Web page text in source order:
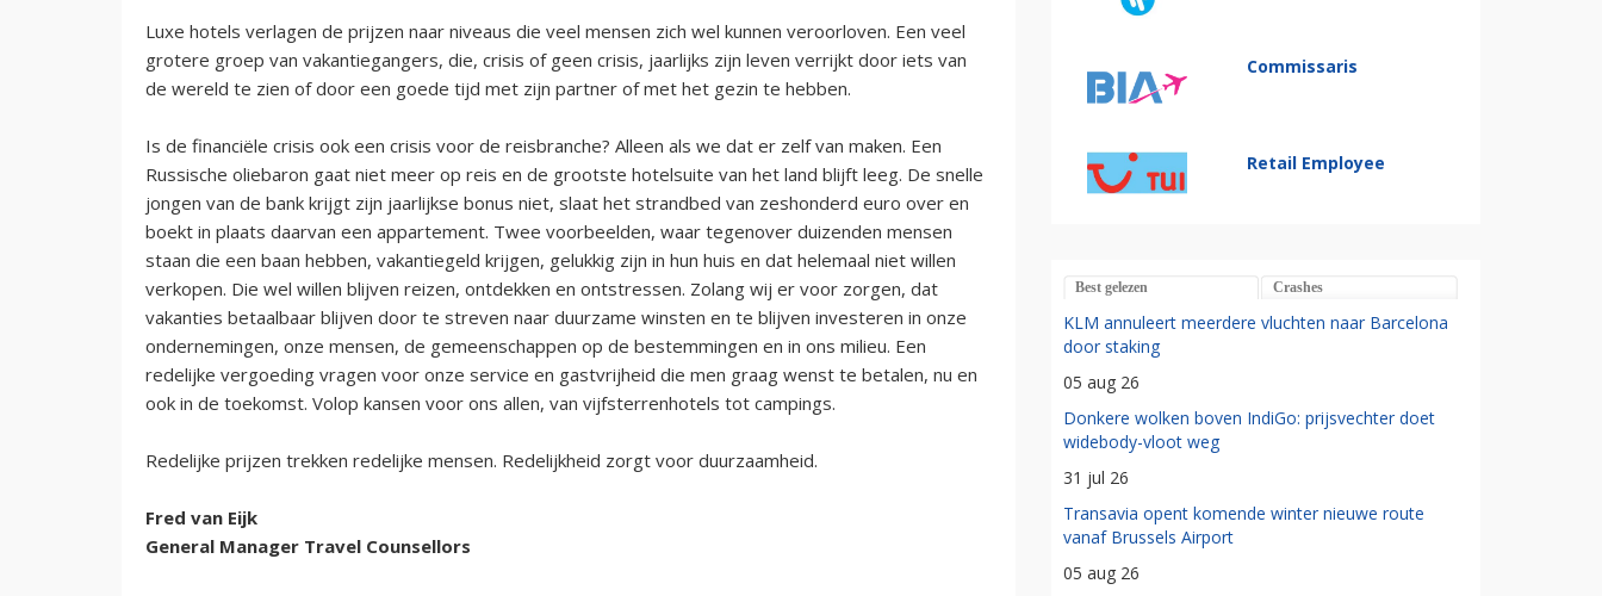
Luxe hotels verlagen de prijzen naar niveaus die veel mensen zich wel kunnen veroorloven. Een veel
grotere groep van vakantiegangers, die, crisis of geen crisis, jaarlijks zijn leven verrijkt door iets van
de wereld te zien of door een goede tijd met zijn partner of met het gezin te hebben.
Is de financiële crisis ook een crisis voor de reisbranche? Alleen als we dat er zelf van maken. Een
Russische oliebaron gaat niet meer op reis en de grootste hotelsuite van het land blijft leeg. De snelle
jongen van de bank krijgt zijn jaarlijkse bonus niet, slaat het strandbed van zeshonderd euro over en
boekt in plaats daarvan een appartement. Twee voorbeelden, waar tegenover duizenden mensen
staan die een baan hebben, vakantiegeld krijgen, gelukkig zijn in hun huis en dat helemaal niet willen
verkopen. Die wel willen blijven reizen, ontdekken en ontstressen. Zolang wij er voor zorgen, dat
vakanties betaalbaar blijven door te streven naar duurzame winsten en te blijven investeren in onze
ondernemingen, onze mensen, de gemeenschappen op de bestemmingen en in ons milieu. Een
redelijke vergoeding vragen voor onze service en gastvrijheid die men graag wenst te betalen, nu en
ook in de toekomst. Volop kansen voor ons allen, van vijfsterrenhotels tot campings.
Redelijke prijzen trekken redelijke mensen. Redelijkheid zorgt voor duurzaamheid.
Fred van Eijk
General Manager Travel Counsellors
Commissaris
Retail Employee
Best gelezen Crashes
KLM annuleert meerdere vluchten naar Barcelona
door staking
05 aug 26
Donkere wolken boven IndiGo: prijsvechter doet
widebody-vloot weg
31 jul 26
Transavia opent komende winter nieuwe route
vanaf Brussels Airport
05 aug 26